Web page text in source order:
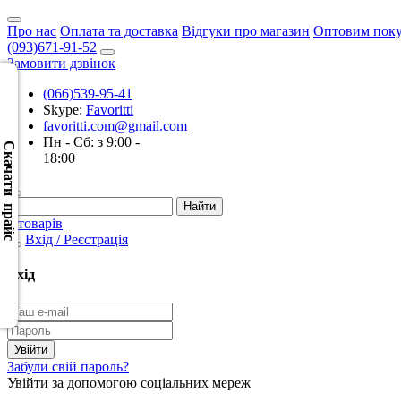
Про нас Оплата та доставка Відгуки про магазин Оптовим
(093)671-91-52
Замовити дзвінок
(066)539-95-41
Skype: Favoritti
favoritti.com@gmail.com
Пн - Сб: з 9:00 -
18:00
0 товарів
Вхід / Реєстрація
Вхід
Забули свій пароль?
Увійти за допомогою соціальних мереж
Скачати прайс
Скачать
XML
(Розн.)
Скачать
XML
(Опт)
Скачать
(Розн.)
Скачать
CSV
(Опт)